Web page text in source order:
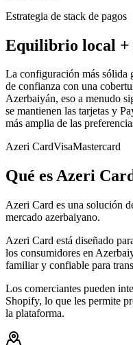
Estrategia de stack de pagos
Equilibrio local +
La configuración más sólida
de confianza con una
Azerbaiyán, eso a menudo
se mantienen las tarjetas y
más amplia de las
Azeri CardVisaMastercard
Qué es Azeri
Azeri Card es una solución
mercado azerbaiyano.
Azeri Card está diseñado
los consumidores en
familiar y confiable para
Los comerciantes pueden
Shopify, lo que les permite
la plataforma.